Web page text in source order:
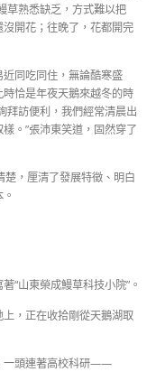
草熟悉缺乏，方式難以把
開花；往晚了，花都開完
同吃同住，無論酷寒盛
恰是年夜天鵝來越冬的時
拜訪便利，我們經常清晨出
。”張沛東笑道，固然穿了
，厘清了發展特徵、明白
“山東榮成鰻草科技小院”。
，正在收拾剛從天鵝湖取
一頭連著高校科研——